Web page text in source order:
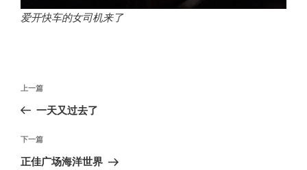
爱开快车的女司机来了
文
导
航
上
一
文
章
上一篇
一天又过去了
下
一
下一篇
正佳广场海洋世界